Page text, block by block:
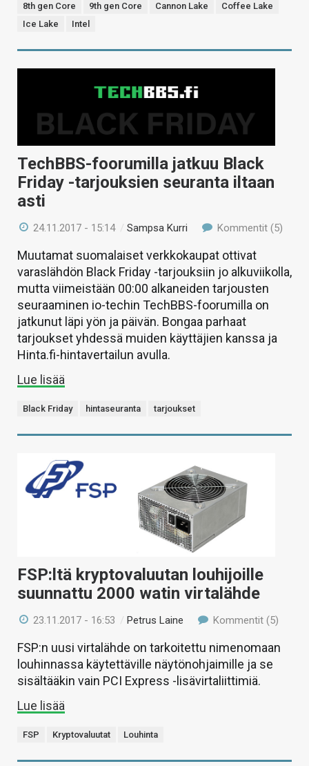
8th gen Core 9th gen Core Cannon Lake
Coffee Lake
Ice Lake
Intel
TechBBS-foorumilla jatkuu Black
Friday -tarjouksien seuranta iltaan
asti
24.11.2017 - 15:14 /Sampsa Kurri Kommentit (5)
Muutamat suomalaiset verkkokaupat ottivat
varaslähdön Black Friday -tarjouksiin jo alkuviikolla,
mutta viimeistään 00:00 alkaneiden tarjousten
seuraaminen io-techin TechBBS-foorumilla on
jatkunut läpi yön ja päivän. Bongaa parhaat
tarjoukset yhdessä muiden käyttäjien kanssa ja
Hinta.fi-hintavertailun avulla.
Lue lisää
Black Friday hintaseuranta tarjoukset
FSP:ltä kryptovaluutan louhijoille
suunnattu 2000 watin virtalähde
23.11.2017 - 16:53 /Petrus Laine Kommentit (5)
FSP:n uusi virtalähde on tarkoitettu nimenomaan
louhinnassa käytettäville näytönohjaimille ja se
sisältääkin vain PCI Express -lisävirtaliittimiä.
Lue lisää
FSP Kryptovaluutat Louhinta